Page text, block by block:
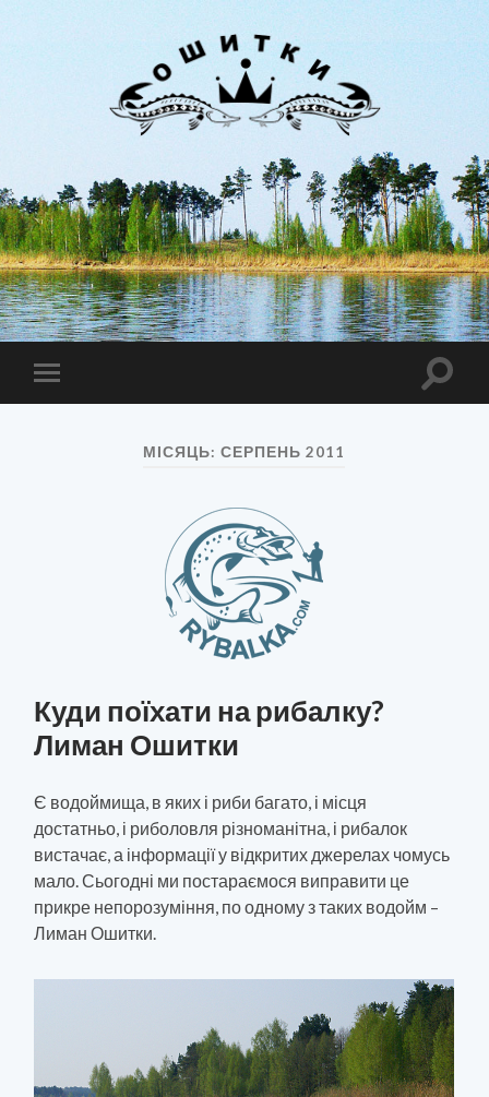
Лиман
Ошитки
Toggle
mobile
Toggle
МІСЯЦЬ:СЕРПЕНЬ 2011
Куди поїхати на рибалку?
Лиман Ошитки
Є водоймища, в яких і риби багато, і місця
достатньо, і риболовля різноманітна, і рибалок
вистачає, а інформації у відкритих джерелах чомусь
мало. Сьогодні ми постараємося виправити це
прикре непорозуміння, по одному з таких водойм –
Лиман Ошитки.